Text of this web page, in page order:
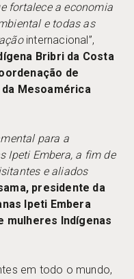
fortalece a economia
e todas as
internacional”,
Bribri da Costa
de
Mesoamérica
para a
Ipeti Embera, a fim de
e aliados
presidente da
Ipeti Embera
mulheres Indígenas
em todo o mundo,